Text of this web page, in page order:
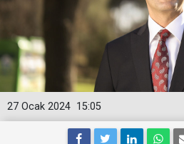
15:05
27 Ocak 2024